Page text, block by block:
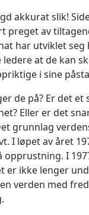
akkurat slik!
preget av
har utviklet
at de kan
i sine
de på? Er det
Eller er det
grunnlag
I løpet av året
opprustning. I
er ikke lenger
verden med